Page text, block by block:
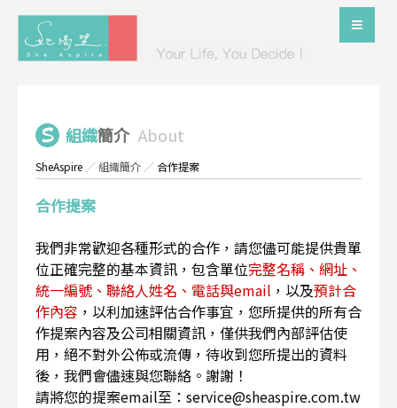
組織簡介 About
SheAspire ／組織簡介 ／ 合作提案
合作提案
我們非常歡迎各種形式的合作，請您儘可能提供貴單
位正確完整的基本資訊，包含單位完整名稱、網址、
統一編號、聯絡人姓名、電話與email ，以及預計合
作內容 ，以利加速評估合作事宜，您所提供的所有合
作提案內容及公司相關資訊，僅供我們內部評估使
用，絕不對外公佈或流傳，待收到您所提出的資料
後，我們會儘速與您聯絡。謝謝！
請將您的提案email至：service@sheaspire.com.tw